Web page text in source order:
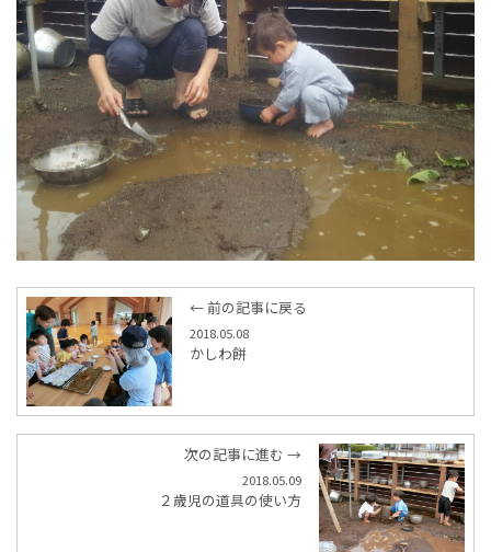
← 前の記事に戻る
2018.05.08
かしわ餅
次の記事に進む →
2018.05.09
２歳児の道具の使い方